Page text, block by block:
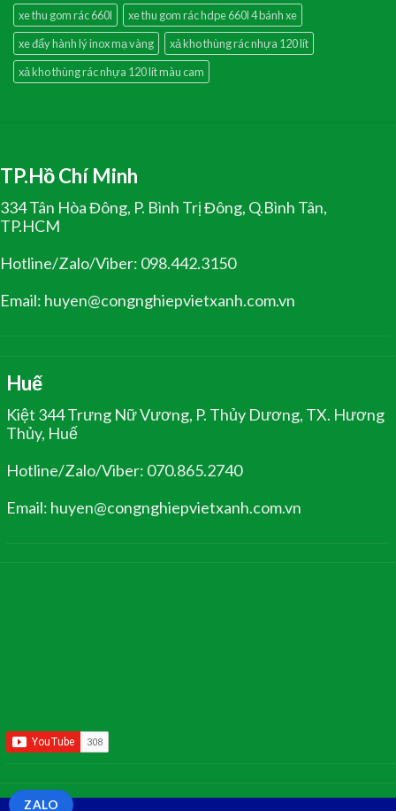
xe thu gom rác 660l
xe thu gom rác hdpe 660l 4 bánh xe
xe đẩy hành lý inox mạ vàng
xả kho thùng rác nhựa 120 lít
xả kho thùng rác nhựa 120 lít màu cam
TP.Hồ Chí Minh
334 Tân Hòa Đông, P. Bình Trị Đông, Q.Bình Tân,
TP.HCM
Hotline/Zalo/Viber: 098.442.3150
Email: huyen@congnghiepvietxanh.com.vn
Huế
Kiệt 344 Trưng Nữ Vương, P. Thủy Dương, TX. Hương
Thủy, Huế
Hotline/Zalo/Viber: 070.865.2740
Email: huyen@congnghiepvietxanh.com.vn
ZALO